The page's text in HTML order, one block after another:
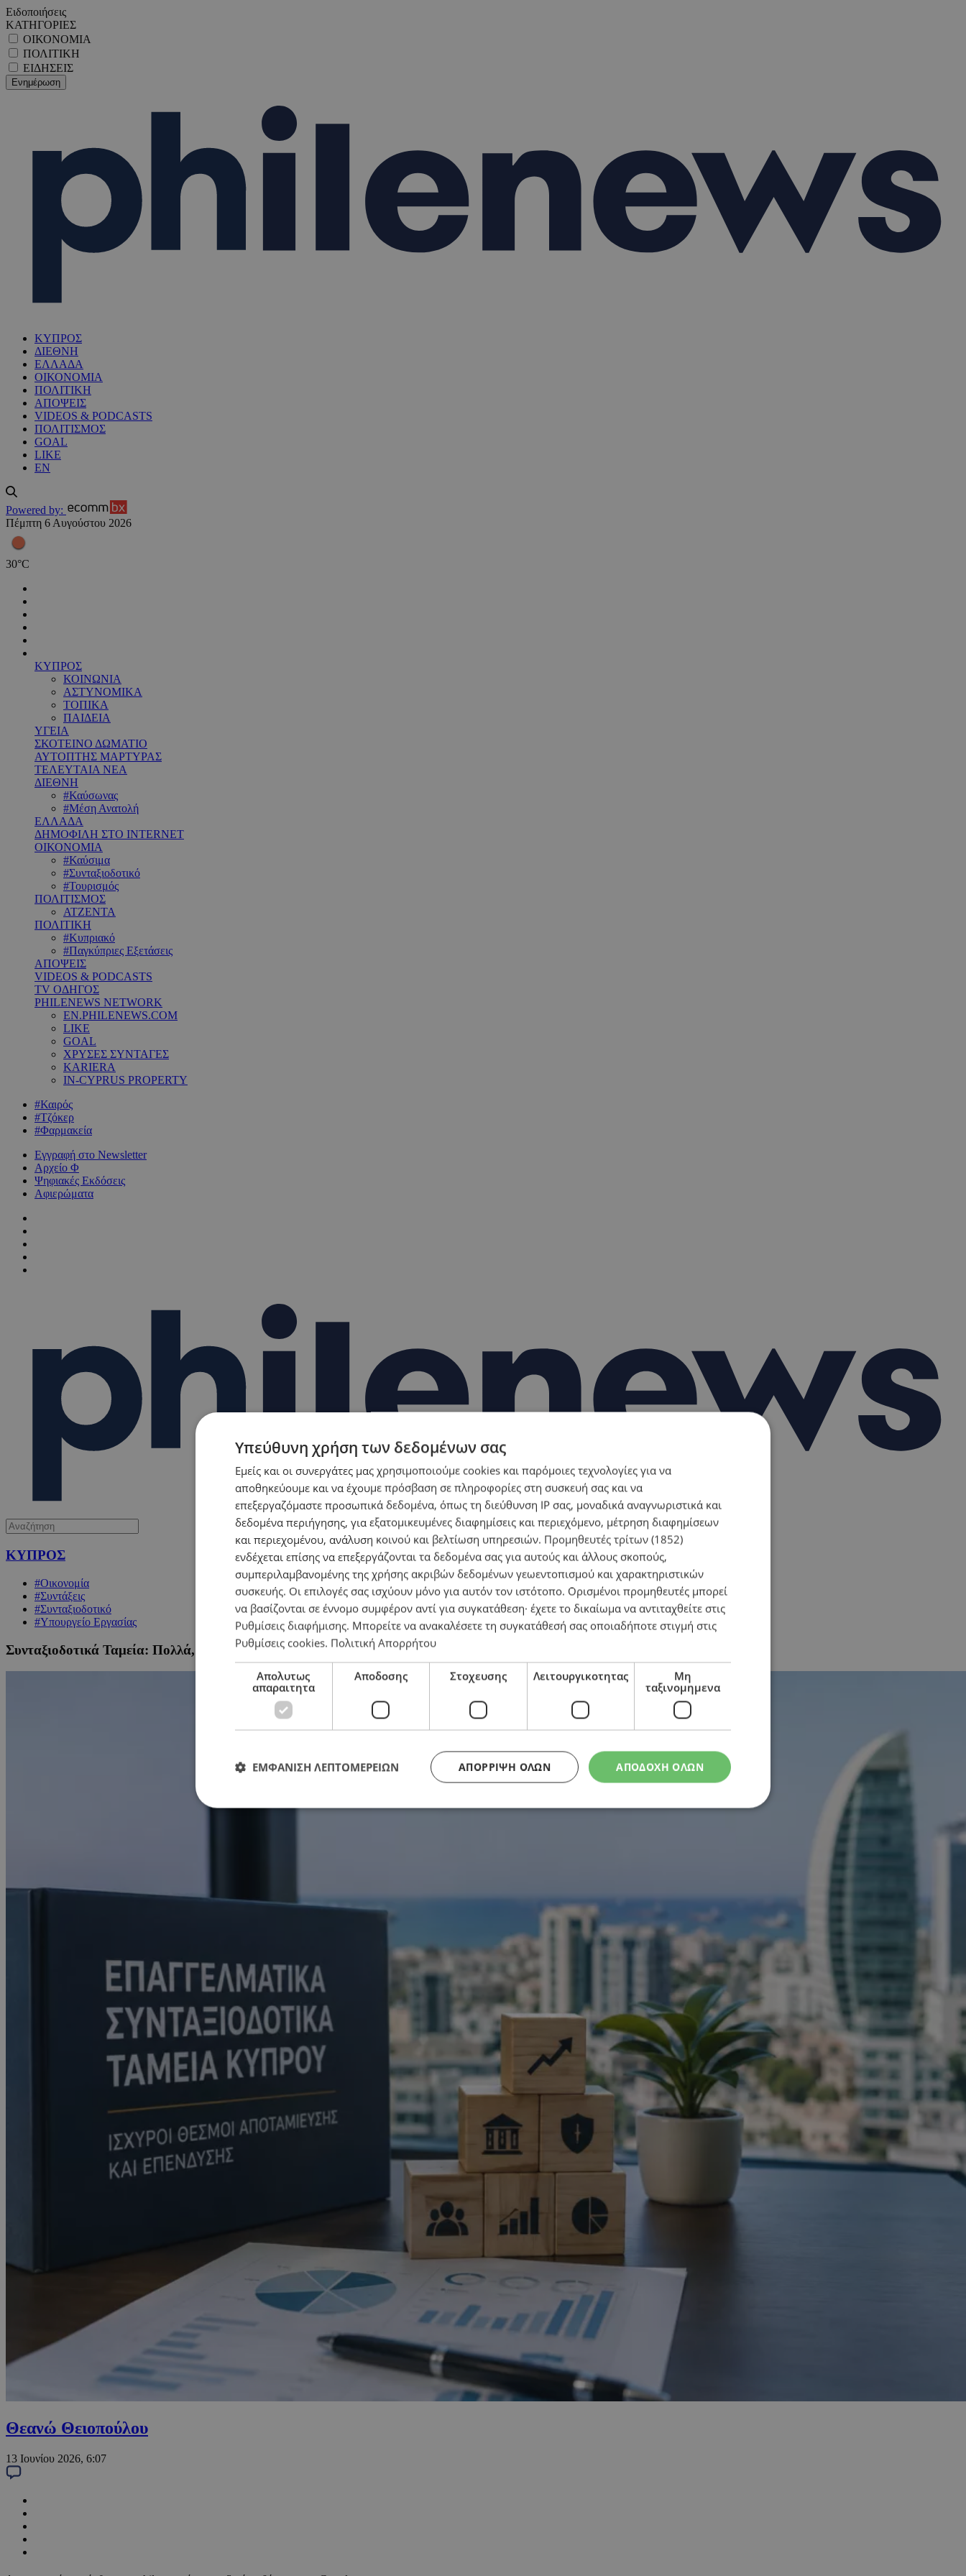
Ειδοποιήσεις
ΚΑΤΗΓΟΡΙΕΣ
ΟΙΚΟΝΟΜΙΑ
ΠΟΛΙΤΙΚΗ
ΕΙΔΗΣΕΙΣ
ΚΥΠΡΟΣ
ΔΙΕΘΝΗ
ΕΛΛΑΔΑ
ΟΙΚΟΝΟΜΙΑ
ΠΟΛΙΤΙΚΗ
ΑΠΟΨΕΙΣ
VIDEOS & PODCASTS
ΠΟΛΙΤΙΣΜΟΣ
GOAL
LIKE
EN
Powered by:
Πέμπτη 6 Αυγούστου 2026
30°C
ΚΥΠΡΟΣ
ΚΟΙΝΩΝΙΑ
ΑΣΤΥΝΟΜΙΚΑ
ΤΟΠΙΚΑ
ΠΑΙΔΕΙΑ
ΥΓΕΙΑ
ΣΚΟΤΕΙΝΟ ΔΩΜΑΤΙΟ
ΑΥΤΟΠΤΗΣ ΜΑΡΤΥΡΑΣ
ΤΕΛΕΥΤΑΙΑ ΝΕΑ
ΔΙΕΘΝΗ
#Καύσωνας
#Μέση Ανατολή
ΕΛΛΑΔΑ
ΔΗΜΟΦΙΛΗ ΣΤΟ INTERNET
ΟΙΚΟΝΟΜΙΑ
#Καύσιμα
#Συνταξιοδοτικό
#Τουρισμός
ΠΟΛΙΤΙΣΜΟΣ
ΑΤΖΕΝΤΑ
ΠΟΛΙΤΙΚΗ
#Κυπριακό
#Παγκύπριες Εξετάσεις
ΑΠΟΨΕΙΣ
VIDEOS & PODCASTS
TV ΟΔΗΓΟΣ
PHILENEWS NETWORK
EN.PHILENEWS.COM
LIKE
GOAL
ΧΡΥΣΕΣ ΣΥΝΤΑΓΕΣ
KARIERA
IN-CYPRUS PROPERTY
#Καιρός
#Τζόκερ
#Φαρμακεία
Εγγραφή στο Newsletter
Αρχείο Φ
Ψηφιακές Εκδόσεις
Αφιερώματα
ΚΥΠΡΟΣ
#Οικονομία
#Συντάξεις
#Συνταξιοδοτικό
#Υπουργείο Εργασίας
Συνταξιοδοτικά Ταμεία: Πολλά, σκόρπια αλλά πολυπληθή – Τι άλλαξε μέσα στην πενταετία
Θεανώ Θειοπούλου
13 Ιουνίου 2026, 6:07
Υπεύθυνη χρήση των δεδομένων σας
Εμείς και οι συνεργάτες μας χρησιμοποιούμε cookies και παρόμοιες τεχνολογίες για να
αποθηκεύουμε και να έχουμε πρόσβαση σε πληροφορίες στη συσκευή σας και να
επεξεργαζόμαστε προσωπικά δεδομένα, όπως τη διεύθυνση IP σας, μοναδικά αναγνωριστικά και
δεδομένα περιήγησης, για εξατομικευμένες διαφημίσεις και περιεχόμενο, μέτρηση διαφημίσεων
και περιεχομένου, ανάλυση κοινού και βελτίωση υπηρεσιών. Προμηθευτές τρίτων (1852)
ενδέχεται επίσης να επεξεργάζονται τα δεδομένα σας για αυτούς και άλλους σκοπούς,
συμπεριλαμβανομένης της χρήσης ακριβών δεδομένων γεωεντοπισμού και χαρακτηριστικών
συσκευής. Οι επιλογές σας ισχύουν μόνο για αυτόν τον ιστότοπο. Ορισμένοι προμηθευτές μπορεί
να βασίζονται σε έννομο συμφέρον αντί για συγκατάθεση· έχετε το δικαίωμα να αντιταχθείτε στις
Ρυθμίσεις διαφήμισης. Μπορείτε να ανακαλέσετε τη συγκατάθεσή σας οποιαδήποτε στιγμή στις
Ρυθμίσεις cookies. Πολιτική Απορρήτου
Απολυτως
απαραιτητα
Αποδοσης Στοχευσης Λειτουργικοτητας
Μη
ταξινομημενα
ΑΠΟΔΟΧΗ ΟΛΩΝ
ΑΠΌΡΡΙΨΗ ΌΛΩΝ
ΕΜΦΑΝΙΣΗ ΛΕΠΤΟΜΕΡΕΙΩΝ